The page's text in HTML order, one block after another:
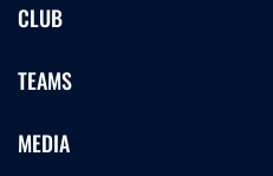
CLUB
TEAMS
MEDIA